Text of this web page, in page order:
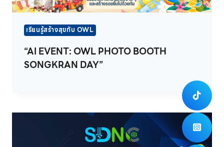
เรียนรู้สร้างสุขกับ OWL
“AI EVENT: OWL PHOTO BOOTH
SONGKRAN DAY”